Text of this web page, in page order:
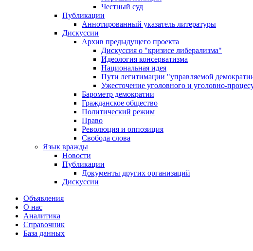
Честный суд
Публикации
Аннотированный указатель литературы
Дискуссии
Архив предыдущего проекта
Дискуссия о "кризисе либерализма"
Идеология консерватизма
Национальная идея
Пути легитимации "управляемой
Ужесточение уголовного и уголовно-
Барометр демократии
Гражданское общество
Политический режим
Право
Революция и оппозиция
Свобода слова
Язык вражды
Новости
Публикации
Документы других организаций
Дискуссии
Объявления
О нас
Аналитика
Справочник
База данных